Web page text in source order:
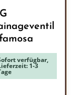
verfügbar,
1-3